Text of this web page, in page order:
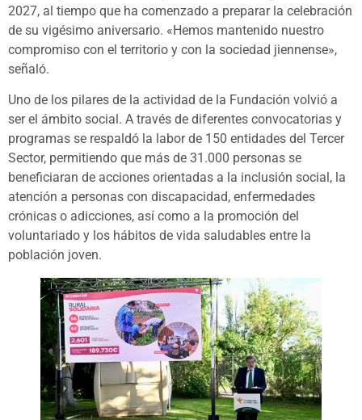
2027, al tiempo que ha comenzado a preparar la celebración
de su vigésimo aniversario. «Hemos mantenido nuestro
compromiso con el territorio y con la sociedad jiennense»,
señaló.
Uno de los pilares de la actividad de la Fundación volvió a
ser el ámbito social. A través de diferentes convocatorias y
programas se respaldó la labor de 150 entidades del Tercer
Sector, permitiendo que más de 31.000 personas se
beneficiaran de acciones orientadas a la inclusión social, la
atención a personas con discapacidad, enfermedades
crónicas o adicciones, así como a la promoción del
voluntariado y los hábitos de vida saludables entre la
población joven.